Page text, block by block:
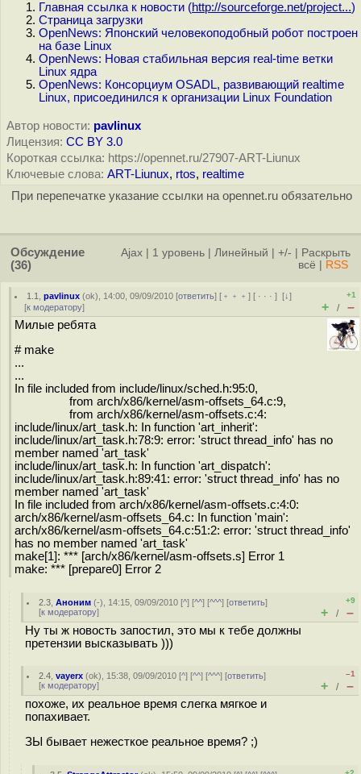
Главная ссылка к новости (http://sourceforge.net/project...)
Страница загрузки
OpenNews: Японский человекоподобный робот построен
на базе Linux
OpenNews: Новая стабильная версия real-time ветки
Linux ядра
OpenNews: Консорциум OSADL, развивающий realtime
Linux, присоединился к организации Linux Foundation
Автор новости: pavlinux
Лицензия: CC BY 3.0
Короткая ссылка: https://opennet.ru/27907-ART-Liunux
Ключевые слова: ART-Liunux, rtos, realtime
При перепечатке указание ссылки на opennet.ru обязательно
Обсуждение
(36)
Ajax 1 уровень Линейный +/-
Раскрыть
всё
RSS
1.1 ,pavlinux (ok), 14:00, 09/09/2010 [ответить] [ ﹢﹢﹢] [ · · ·][↓]
[к модератору]
+1
+ / –
Милые ребята
# make
...
...
In file included from include/linux/sched.h:95:0,
from arch/x86/kernel/asm-offsets_64.c:9,
from arch/x86/kernel/asm-offsets.c:4:
include/linux/art_task.h: In function 'art_inherit':
include/linux/art_task.h:78:9: error: 'struct thread_info' has no
member named 'art_task'
include/linux/art_task.h: In function 'art_dispatch':
include/linux/art_task.h:89:41: error: 'struct thread_info' has no
member named 'art_task'
In file included from arch/x86/kernel/asm-offsets.c:4:0:
arch/x86/kernel/asm-offsets_64.c: In function 'main':
arch/x86/kernel/asm-offsets_64.c:51:2: error: 'struct thread_info'
has no member named 'art_task'
make[1]: *** [arch/x86/kernel/asm-offsets.s] Error 1
make: *** [prepare0] Error 2
2.3 ,Аноним (-), 14:15, 09/09/2010 [^] [^^] [^^^] [ответить]
[к модератору]
+9
+ / –
Ну ты ж новость запостил, это мы к тебе должны
претензии высказывать )))
2.4 ,vayerx (ok), 15:38, 09/09/2010 [^] [^^] [^^^] [ответить]
[к модератору]
–1
+ / –
похоже, их реальное время слегка мягкое и
попахивает.
ЗЫ бывает нежесткое реальное время? ;)